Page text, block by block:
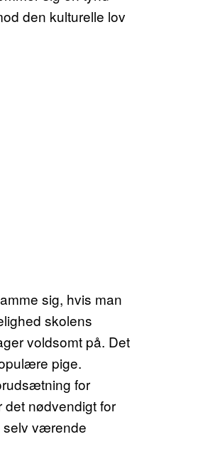
den kulturelle lov
sig, hvis man
skolens
voldsomt på. Det
pige.
for
nødvendigt for
selv værende